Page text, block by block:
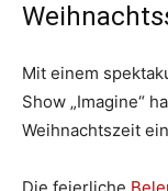
Mit einem
Show „Imagine“
Weihnachtszeit